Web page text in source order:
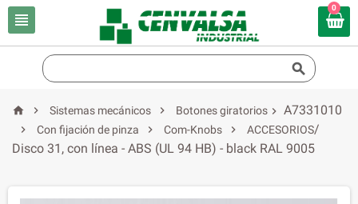

0

  Sistemas mecánicos 
Botones giratorios

Con fijación de pinza  Com-Knobs  ACCESORIOS
 A7331010
/
Disco 31, con línea - ABS (UL 94 HB) - black RAL 9005